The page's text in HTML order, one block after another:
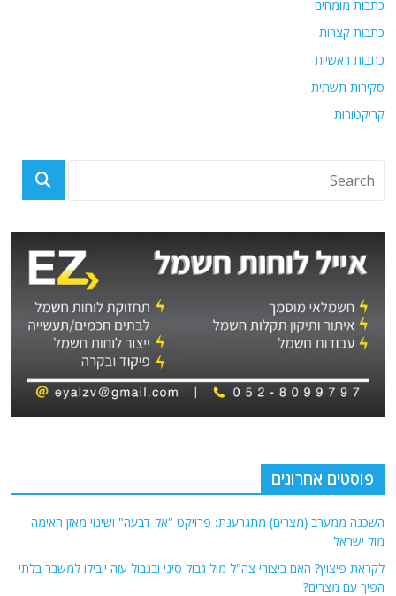
כתבות מומחים
כתבות קצרות
כתבות ראשיות
סקירות תשתית
קריקטורות
פוסטים אחרונים
השכנה ממערב (מצרים) מתגרענת: פרויקט "אל-דבעה" ושינוי מאזן האימה
מול ישראל
לקראת פיצוץ? האם ביצורי צה"ל מול גבול סיני ובגבול עזה יובילו למשבר בלתי
הפיך עם מצרים?